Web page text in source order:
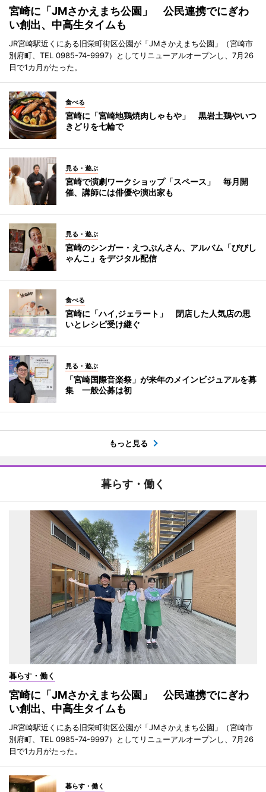
宮崎に「JMさかえまち公園」 公民連携でにぎわ
い創出、中高生タイムも
JR宮崎駅近くにある旧栄町街区公園が「JMさかえまち公園」（宮崎市
別府町、TEL 0985-74-9997）としてリニューアルオープンし、7月26
日で1カ月がたった。
食べる
宮崎に「宮崎地鶏焼肉しゃもや」 黒岩土鶏やいつ
きどりを七輪で
見る・遊ぶ
宮崎で演劇ワークショップ「スペース」 毎月開
催、講師には俳優や演出家も
見る・遊ぶ
宮崎のシンガー・えつぷんさん、アルバム「びびし
ゃんこ」をデジタル配信
食べる
宮崎に「ハイ,ジェラート」 閉店した人気店の思
いとレシピ受け継ぐ
見る・遊ぶ
「宮崎国際音楽祭」が来年のメインビジュアルを募
集 一般公募は初
もっと見る
暮らす・働く
暮らす・働く
宮崎に「JMさかえまち公園」 公民連携でにぎわ
い創出、中高生タイムも
JR宮崎駅近くにある旧栄町街区公園が「JMさかえまち公園」（宮崎市
別府町、TEL 0985-74-9997）としてリニューアルオープンし、7月26
日で1カ月がたった。
暮らす・働く